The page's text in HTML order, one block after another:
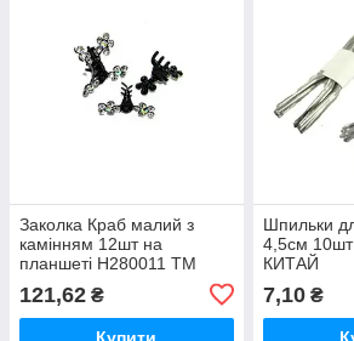
Заколка Краб малий з
камінням 12шт на
планшеті H280011 ТМ
121,62 ₴
Шпильки
4,5см 10шт
КИТАЙ
7,10₴